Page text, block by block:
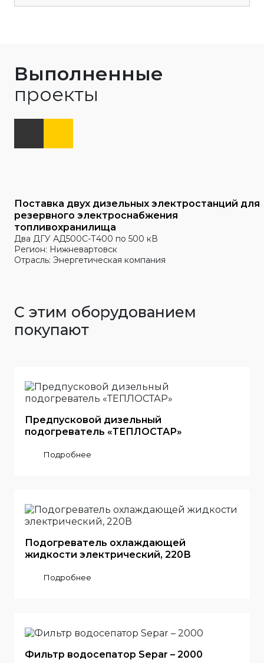
Выполненные
проекты
Поставка двух дизельных электростанций для
резервного электроснабжения
топливохранилища
Два ДГУ АД500С-Т400 по 500 кВ
Регион: Нижневартовск
Отрасль: Энергетическая компания
С этим оборудованием
покупают
Предпусковой дизельный
подогреватель «ТЕПЛОСТАР»
Подробнее
Подогреватель охлаждающей
жидкости электрический, 220В
Подробнее
Фильтр водосепатор Separ – 2000